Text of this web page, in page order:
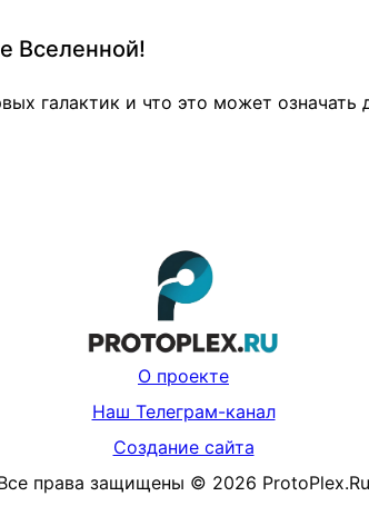
Вселенной!
галактик и что это может
О проекте
Наш Телеграм-канал
Создание сайта
права защищены © 2026 ProtoPlex.Ru